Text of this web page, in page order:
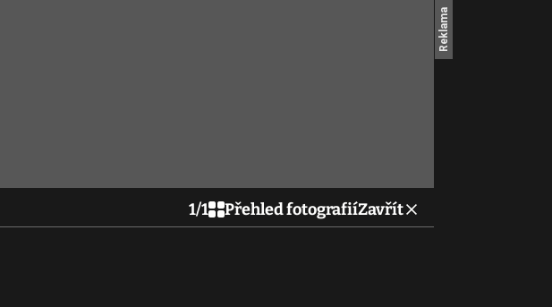
1/1 Přehled fotografiíZavřít